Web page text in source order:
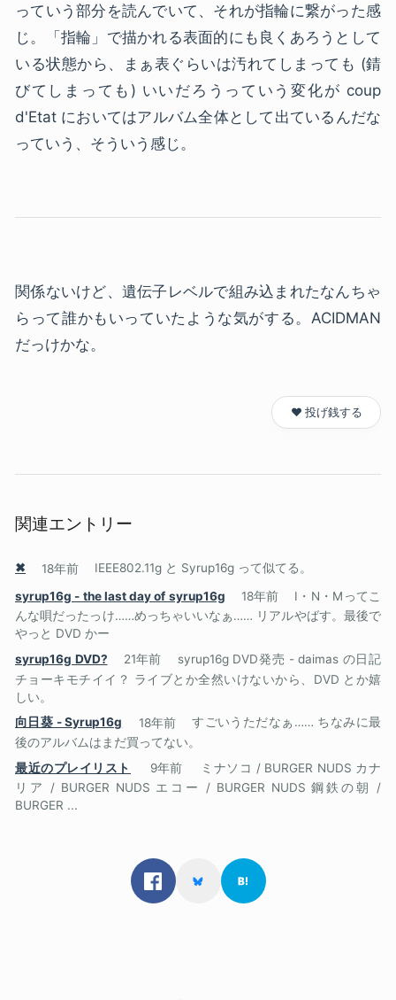
っていう部分を読んでいて、それが指輪に繋がった感
じ。「指輪」で描かれる表面的にも良くあろうとして
いる状態から、まぁ表ぐらいは汚れてしまっても (錆
びてしまっても) いいだろうっていう変化が coup
d'Etat においてはアルバム全体として出ているんだな
っていう、そういう感じ。
関係ないけど、遺伝子レベルで組み込まれたなんちゃ
らって誰かもいっていたような気がする。ACIDMAN
だっけかな。
❤️ 投げ銭する
関連エントリー
✖ 18年前
IEEE802.11g と Syrup16g って似てる。
syrup16g - the last day of syrup16g
18年前
I・N・Mってこ
んな唄だったっけ……めっちゃいいなぁ…… リアルやばす。最後で
やっと DVD かー
syrup16g DVD?
21年前
syrup16g DVD発売 - daimas の日記
チョーキモチイイ？ ライブとか全然いけないから、DVD とか嬉
しい。
向日葵 - Syrup16g
18年前
すごいうただなぁ…… ちなみに最
後のアルバムはまだ買ってない。
最近のプレイリスト
9年前
ミナソコ / BURGER NUDS カナ
リア / BURGER NUDS エコー / BURGER NUDS 鋼鉄の朝 /
BURGER ...